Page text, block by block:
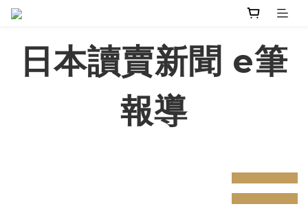
日本讀賣新聞 e筆
報導
prev
next